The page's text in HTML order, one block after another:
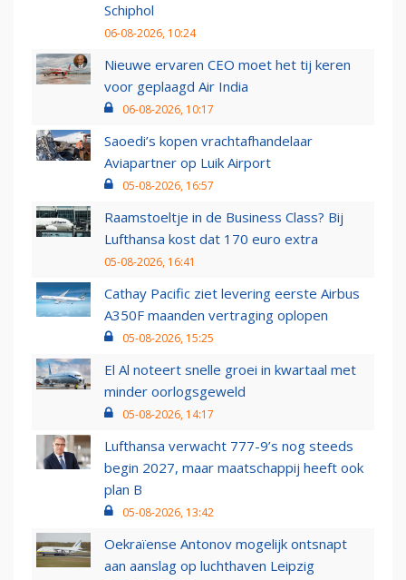
Schiphol
06-08-2026, 10:24
Nieuwe ervaren CEO moet het tij keren
voor geplaagd Air India
06-08-2026, 10:17
Saoedi’s kopen vrachtafhandelaar
Aviapartner op Luik Airport
05-08-2026, 16:57
Raamstoeltje in de Business Class? Bij
Lufthansa kost dat 170 euro extra
05-08-2026, 16:41
Cathay Pacific ziet levering eerste Airbus
A350F maanden vertraging oplopen
05-08-2026, 15:25
El Al noteert snelle groei in kwartaal met
minder oorlogsgeweld
05-08-2026, 14:17
Lufthansa verwacht 777-9’s nog steeds
begin 2027, maar maatschappij heeft ook
plan B
05-08-2026, 13:42
Oekraïense Antonov mogelijk ontsnapt
aan aanslag op luchthaven Leipzig